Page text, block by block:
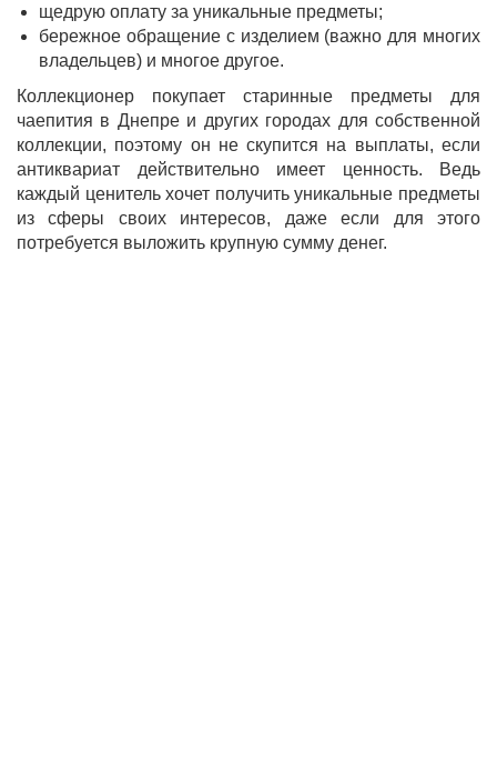
щедрую оплату за уникальные предметы;
бережное обращение с изделием (важно для многих
владельцев) и многое другое.
Коллекционер покупает старинные предметы для
чаепития в Днепре и других городах для собственной
коллекции, поэтому он не скупится на выплаты, если
антиквариат действительно имеет ценность. Ведь
каждый ценитель хочет получить уникальные предметы
из сферы своих интересов, даже если для этого
потребуется выложить крупную сумму денег.